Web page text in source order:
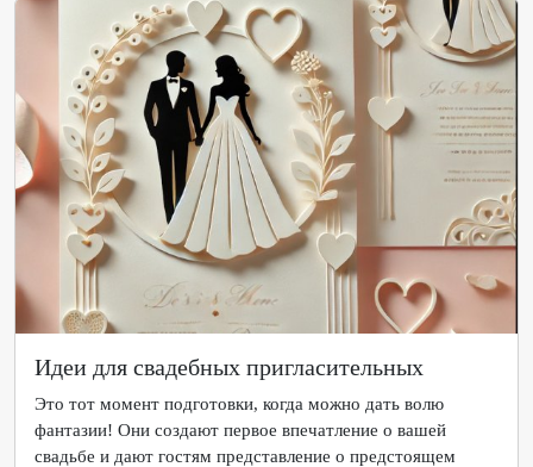
Идеи для свадебных пригласительных
Это тот момент подготовки, когда можно дать волю
фантазии! Они создают первое впечатление о вашей
свадьбе и дают гостям представление о предстоящем